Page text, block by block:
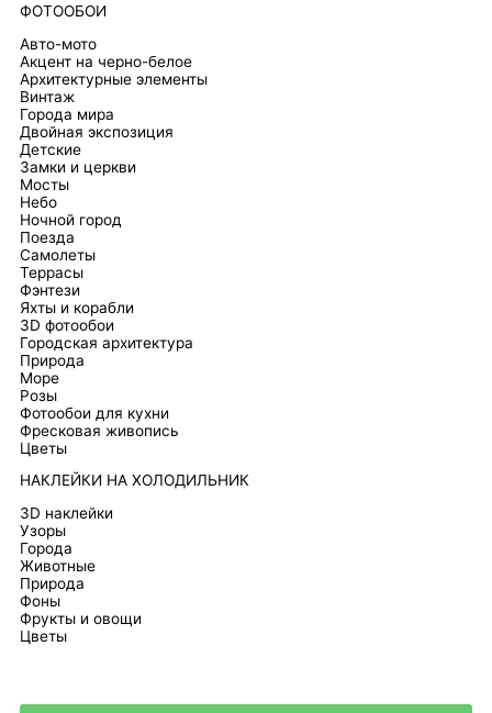
ФОТООБОИ
Авто-мото
Акцент на черно-белое
Архитектурные элементы
Винтаж
Города мира
Двойная экспозиция
Детские
Замки и церкви
Мосты
Небо
Ночной город
Поезда
Самолеты
Террасы
Фэнтези
Яхты и корабли
3D фотообои
Городская архитектура
Природа
Море
Розы
Фотообои для кухни
Фресковая живопись
Цветы
НАКЛЕЙКИ НА ХОЛОДИЛЬНИК
3D наклейки
Узоры
Города
Животные
Природа
Фоны
Фрукты и овощи
Цветы